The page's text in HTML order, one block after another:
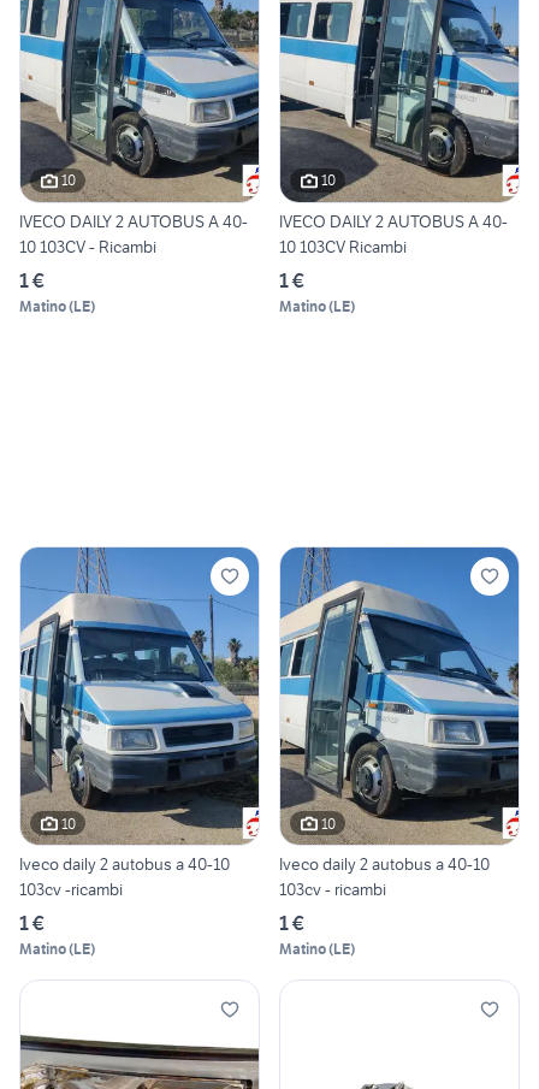
10
IVECO DAILY 2 AUTOBUS A 40-
10 103CV - Ricambi
1 €
Matino(LE)
10
IVECO DAILY 2 AUTOBUS A 40-
10 103CV Ricambi
1 €
Matino(LE)
10
Iveco daily 2 autobus a 40-10
103cv -ricambi
1 €
Matino(LE)
10
Iveco daily 2 autobus a 40-10
103cv - ricambi
1 €
Matino(LE)